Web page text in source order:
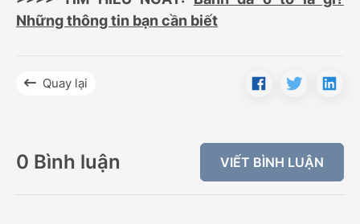
Những thông tin bạn cần biết
Quay lại
0 Bình luận VIẾT BÌNH LUẬN